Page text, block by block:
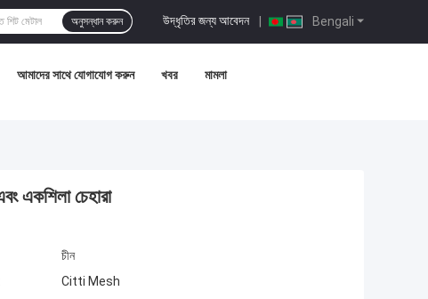
Bengali
উদ্ধৃতির জন্য আবেদন |
অনুসন্ধান করুন
আমাদের সাথে যোগাযোগ করুন খবর মামলা
একশিলা চেহারা
চীন
Citti Mesh